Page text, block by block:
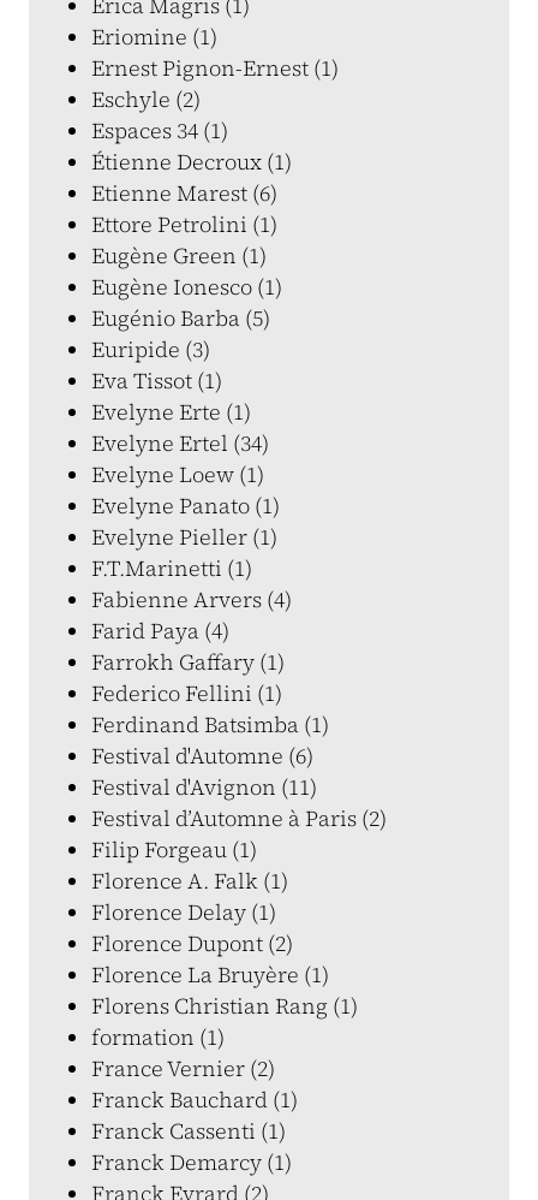
Eriomine (1)
Ernest Pignon-Ernest (1)
Eschyle (2)
Espaces 34 (1)
Étienne Decroux (1)
Etienne Marest (6)
Ettore Petrolini (1)
Eugène Green (1)
Eugène Ionesco (1)
Eugénio Barba (5)
Euripide (3)
Eva Tissot (1)
Evelyne Erte (1)
Evelyne Ertel (34)
Evelyne Loew (1)
Evelyne Panato (1)
Evelyne Pieller (1)
F.T.Marinetti (1)
Fabienne Arvers (4)
Farid Paya (4)
Farrokh Gaffary (1)
Federico Fellini (1)
Ferdinand Batsimba (1)
Festival d'Automne (6)
Festival d'Avignon (11)
Festival d’Automne à Paris (2)
Filip Forgeau (1)
Florence A. Falk (1)
Florence Delay (1)
Florence Dupont (2)
Florence La Bruyère (1)
Florens Christian Rang (1)
formation (1)
France Vernier (2)
Franck Bauchard (1)
Franck Cassenti (1)
Franck Demarcy (1)
Franck Evrard (2)